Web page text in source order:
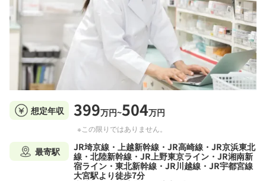
想定年収 399万円~504万円
※この限りではありません。
最寄駅
JR埼京線・上越新幹線・JR高崎線・JR京浜東北
線・北陸新幹線・JR上野東京ライン・JR湘南新
宿ライン・東北新幹線・JR川越線・JR宇都宮線
大宮駅より徒歩7分